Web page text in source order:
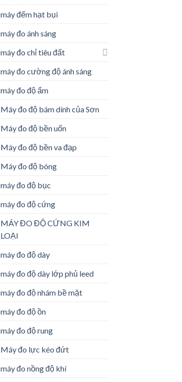
máy đếm hạt bụi
máy đo ánh sáng
máy đo chỉ tiêu đất
máy đo cường độ ánh sáng
máy đo độ ẩm
Máy đo độ bám dính của Sơn
Máy đo độ bền uốn
Máy đo độ bền va đạp
Máy đo độ bóng
máy đo độ bục
máy đo độ cứng
MÁY ĐO ĐỘ CỨNG KIM
LOẠI
máy đo độ dày
máy đo độ dày lớp phủ leed
máy đo độ nhám bề mặt
máy đo độ ồn
máy đo độ rung
Máy đo lực kéo đứt
máy đo nồng độ khí